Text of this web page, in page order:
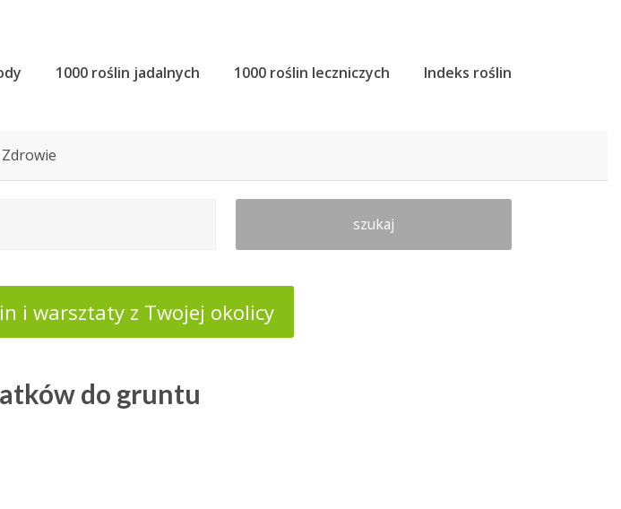
1000 roślin jadalnych 1000 roślin leczniczych Indeks roślin
Zdrowie
szukaj
i warsztaty z Twojej okolicy
do gruntu